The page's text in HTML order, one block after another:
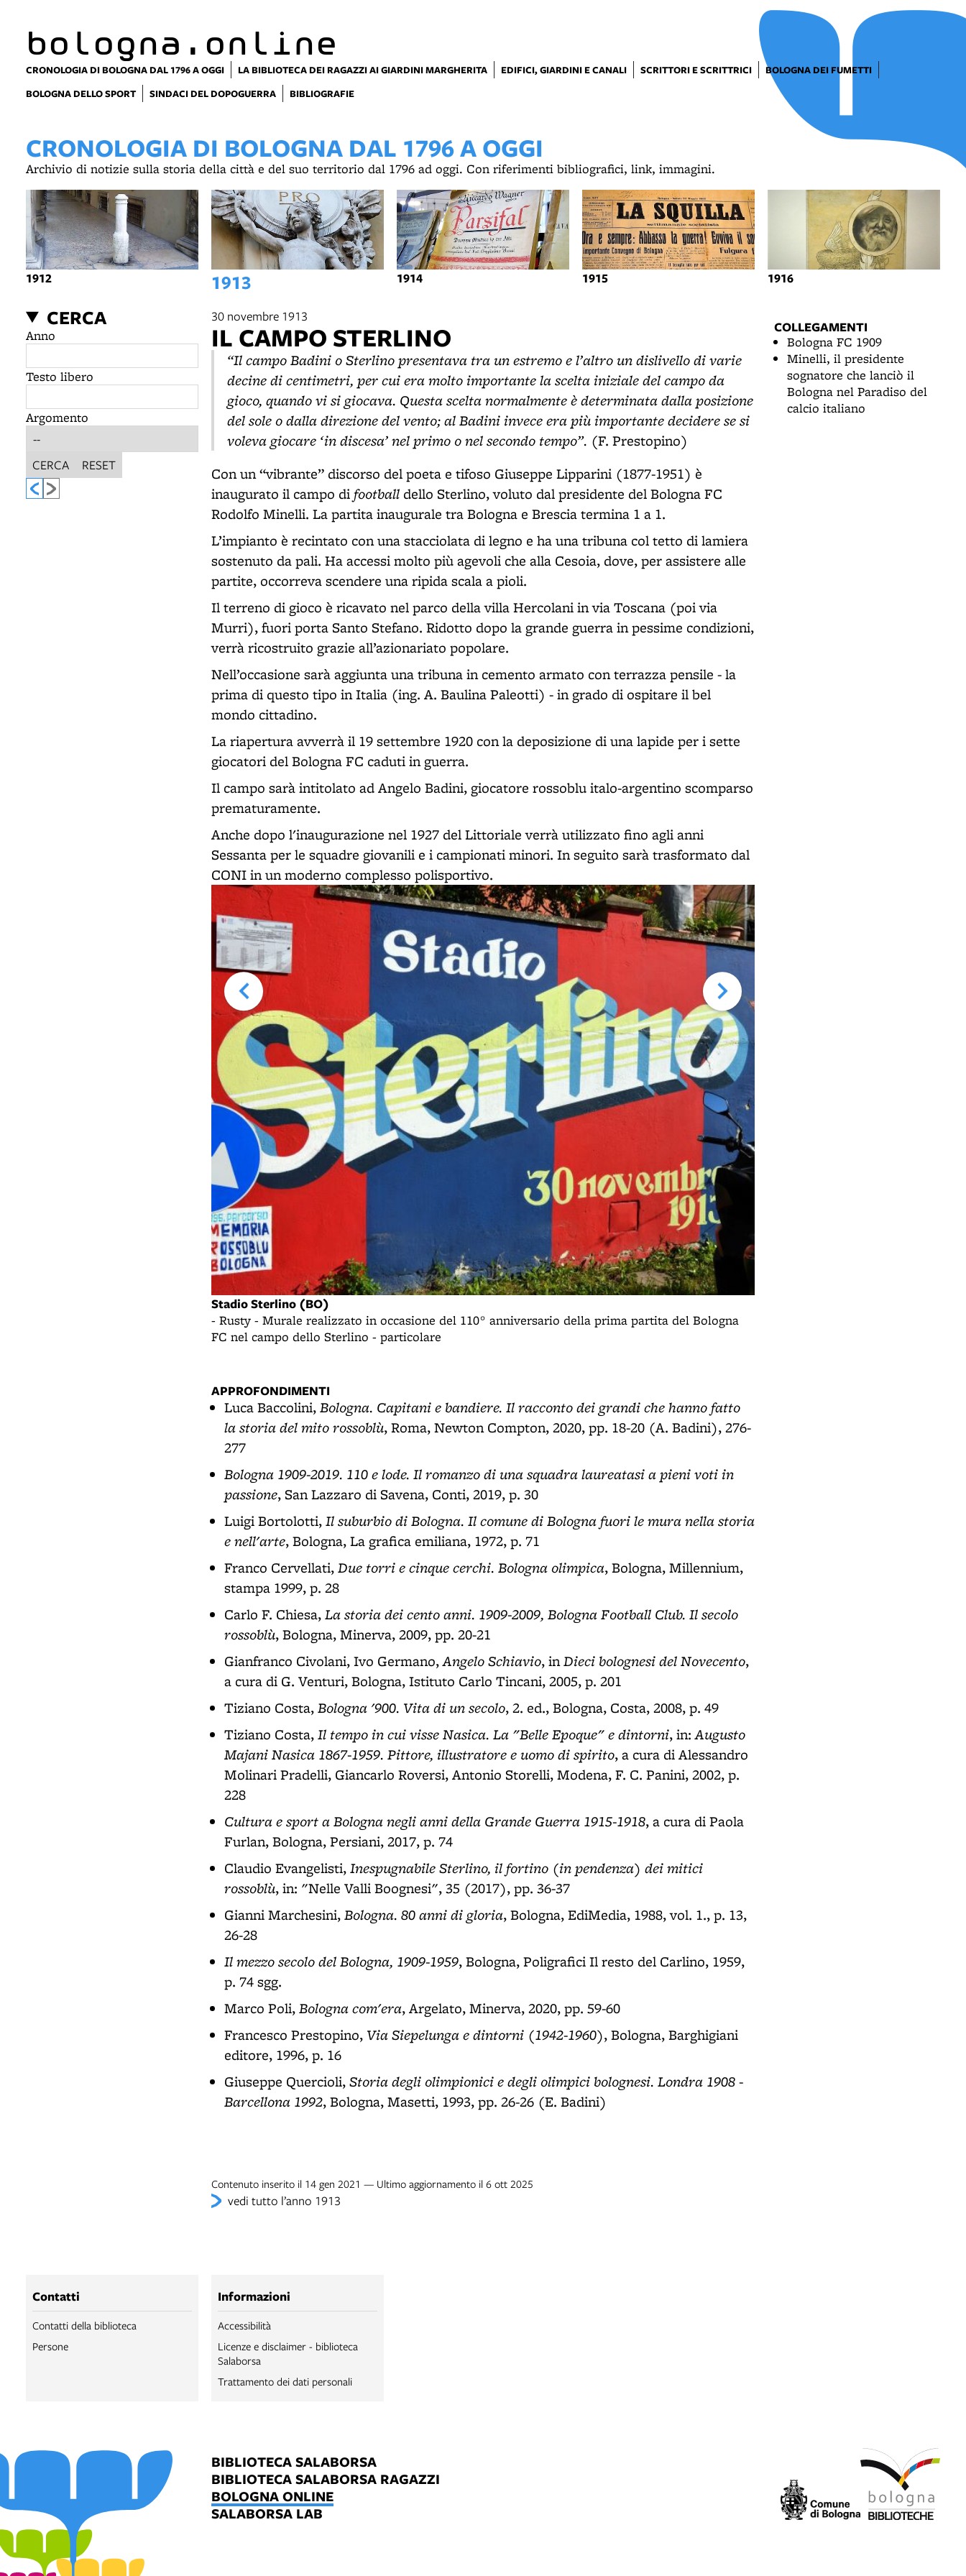
bologna.online
CRONOLOGIA DI BOLOGNA DAL 1796 A OGGI LA BIBLIOTECA DEI RAGAZZI AI GIARDINI MARGHERITA EDIFICI, GIARDINI E CANALI SCRITTORI E SCRITTRICI
BOLOGNA DEI FUMETTI
BOLOGNA DELLO SPORT
SINDACI DEL DOPOGUERRA BIBLIOGRAFIE
CRONOLOGIA DI BOLOGNA DAL 1796 A OGGI
Archivio di notizie sulla storia della città e del suo territorio dal 1796 ad oggi. Con riferimenti bibliografici, link, immagini.
1912 1913 1914 1915 1916
CERCA
Anno
Testo libero
Argomento
CERCA RESET
30 novembre 1913
IL CAMPO STERLINO
“Il campo Badini o Sterlino presentava tra un estremo e l’altro un dislivello di varie
decine di centimetri, per cui era molto importante la scelta iniziale del campo da
gioco, quando vi si giocava. Questa scelta normalmente è determinata dalla posizione
del sole o dalla direzione del vento; al Badini invece era più importante decidere se si
voleva giocare ‘in discesa’ nel primo o nel secondo tempo”. (F. Prestopino)
Con un “vibrante” discorso del poeta e tifoso Giuseppe Lipparini (1877-1951) è
inaugurato il campo difootball dello Sterlino, voluto dal presidente del Bologna FC
Rodolfo Minelli. La partita inaugurale tra Bologna e Brescia termina 1 a 1.
L’impianto è recintato con una stacciolata di legno e ha una tribuna col tetto di lamiera
sostenuto da pali. Ha accessi molto più agevoli che alla Cesoia, dove, per assistere alle
partite, occorreva scendere una ripida scala a pioli.
Il terreno di gioco è ricavato nel parco della villa Hercolani in via Toscana (poi via
Murri), fuori porta Santo Stefano. Ridotto dopo la grande guerra in pessime condizioni,
verrà ricostruito grazie all’azionariato popolare.
Nell’occasione sarà aggiunta una tribuna in cemento armato con terrazza pensile - la
prima di questo tipo in Italia (ing. A. Baulina Paleotti) - in grado di ospitare il bel
mondo cittadino.
La riapertura avverrà il 19 settembre 1920 con la deposizione di una lapide per i sette
giocatori del Bologna FC caduti in guerra.
Il campo sarà intitolato ad Angelo Badini, giocatore rossoblu italo-argentino scomparso
prematuramente.
Anche dopo l'inaugurazione nel 1927 del Littoriale verrà utilizzato fino agli anni
Sessanta per le squadre giovanili e i campionati minori. In seguito sarà trasformato dal
CONI in un moderno complesso polisportivo.
Stadio Sterlino (BO)
- Rusty - Murale realizzato in occasione del 110° anniversario della prima partita del Bologna
FC nel campo dello Sterlino - particolare
APPROFONDIMENTI
Luca Baccolini,Bologna. Capitani e bandiere. Il racconto dei grandi che hanno fatto
la storia del mito rossoblù, Roma, Newton Compton, 2020, pp. 18-20 (A. Badini), 276-
277
Bologna 1909-2019. 110 e lode. Il romanzo di una squadra laureatasi a pieni voti in
passione, San Lazzaro di Savena, Conti, 2019, p. 30
Luigi Bortolotti,Il suburbio di Bologna. Il comune di Bologna fuori le mura nella storia
e nell'arte, Bologna, La grafica emiliana, 1972, p. 71
Franco Cervellati,Due torri e cinque cerchi. Bologna olimpica, Bologna, Millennium,
stampa 1999, p. 28
Carlo F. Chiesa,La storia dei cento anni. 1909-2009, Bologna Football Club. Il secolo
rossoblù, Bologna, Minerva, 2009, pp. 20-21
Gianfranco Civolani, Ivo Germano,Angelo Schiavio, inDieci bolognesi del Novecento,
a cura di G. Venturi, Bologna, Istituto Carlo Tincani, 2005, p. 201
Tiziano Costa,Bologna '900. Vita di un secolo, 2. ed., Bologna, Costa, 2008, p. 49
Tiziano Costa,Il tempo in cui visse Nasica. La "Belle Epoque" e dintorni, in:Augusto
Majani Nasica 1867-1959. Pittore, illustratore e uomo di spirito, a cura di Alessandro
Molinari Pradelli, Giancarlo Roversi, Antonio Storelli, Modena, F. C. Panini, 2002, p.
228
Cultura e sport a Bologna negli anni della Grande Guerra 1915-1918, a cura di Paola
Furlan, Bologna, Persiani, 2017, p. 74
Claudio Evangelisti,Inespugnabile Sterlino, il fortino (in pendenza) dei mitici
rossoblù, in: "Nelle Valli Boognesi", 35 (2017), pp. 36-37
Gianni Marchesini,Bologna. 80 anni di gloria, Bologna, EdiMedia, 1988, vol. 1., p. 13,
26-28
Il mezzo secolo del Bologna, 1909-1959, Bologna, Poligrafici Il resto del Carlino, 1959,
p. 74 sgg.
Marco Poli,Bologna com'era, Argelato, Minerva, 2020, pp. 59-60
Francesco Prestopino, Via Siepelunga e dintorni (1942-1960), Bologna, Barghigiani
editore, 1996, p. 16
Giuseppe Quercioli,Storia degli olimpionici e degli olimpici bolognesi. Londra 1908 -
Barcellona 1992, Bologna, Masetti, 1993, pp. 26-26 (E. Badini)
Contenuto inserito il 14 gen 2021 — Ultimo aggiornamento il 6 ott 2025
vedi tutto l’anno 1913
COLLEGAMENTI
Bologna FC 1909
Minelli, il presidente
sognatore che lanciò il
Bologna nel Paradiso del
calcio italiano
Contatti
Contatti della biblioteca
Persone
Informazioni
Accessibilità
Licenze e disclaimer - biblioteca
Salaborsa
Trattamento dei dati personali
BIBLIOTECA SALABORSA
BIBLIOTECA SALABORSA RAGAZZI
BOLOGNA ONLINE
SALABORSA LAB